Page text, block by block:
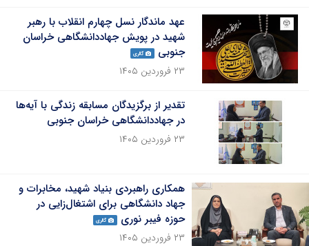
عهد ماندگار نسل چهارم انقلاب با رهبر
شهید در پویش جهاددانشگاهی خراسان
جنوبی
گالری
۲۳ فروردین ۱۴۰۵
تقدیر از برگزیدگان مسابقه زندگی‌ با آیه‌ها
در جهاددانشگاهی خراسان جنوبی
۲۳ فروردین ۱۴۰۵
همکاری راهبردی بنیاد شهید، مخابرات و
جهاد دانشگاهی برای اشتغال‌زایی در
حوزه فیبر نوری
گالری
۲۳ فروردین ۱۴۰۵